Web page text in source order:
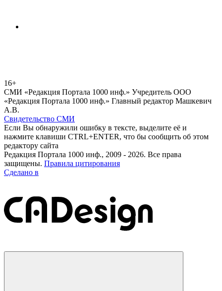
16+
СМИ «Редакция Портала 1000 инф.» Учредитель ООО
«Редакция Портала 1000 инф.» Главный редактор Машкевич
А.В.
Свидетельство СМИ
Если Вы обнаружили ошибку в тексте, выделите её и
нажмите клавиши CTRL+ENTER, что бы сообщить об этом
редактору сайта
Редакция Портала 1000 инф., 2009 - 2026. Все права
защищены. Правила цитирования
Сделано в